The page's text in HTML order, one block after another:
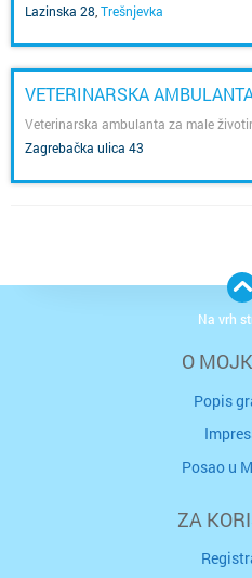
Lazinska 28 Trešnjevka
VETERINARSKA
Veterinarska ambulanta za male
Zagrebačka ulica 43
O
Popis
Posao u
ZA
Na vrh